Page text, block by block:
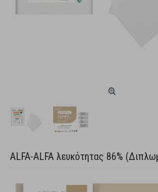
ALFA-ALFA λευκότητας 86%